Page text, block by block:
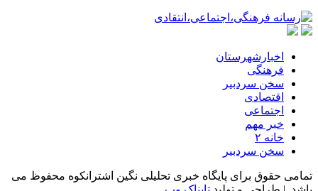
اخبارشهرستان
فرهنگی
سخن سردبیر
اقتصادی
اجتماعی
خبر مهم
خانه ۲
سخن سردبیر
تمامی حقوق برای پایگاه خبری تحلیلی نگین اشترانکوه محفوظ می